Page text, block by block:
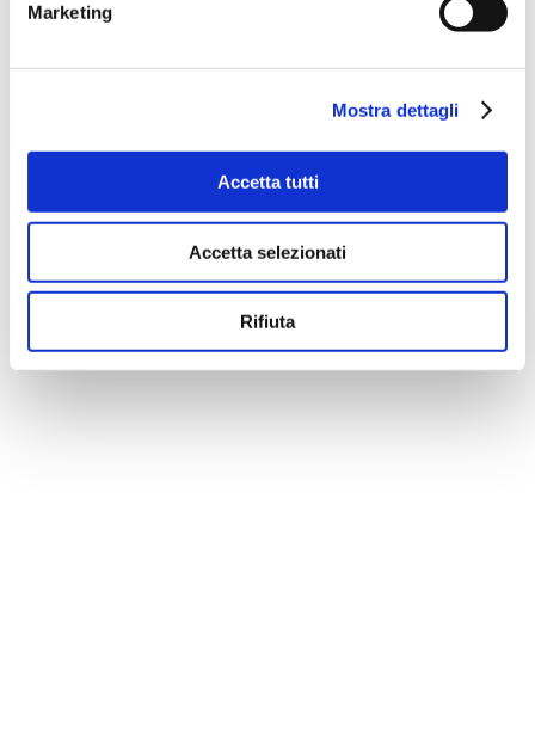
Marketing
Mostra dettagli
Accetta tutti
Accetta selezionati
Rifiuta